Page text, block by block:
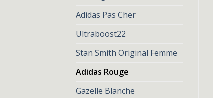
Adidas Pas Cher
Ultraboost22
Stan Smith Original Femme
Adidas Rouge
Gazelle Blanche